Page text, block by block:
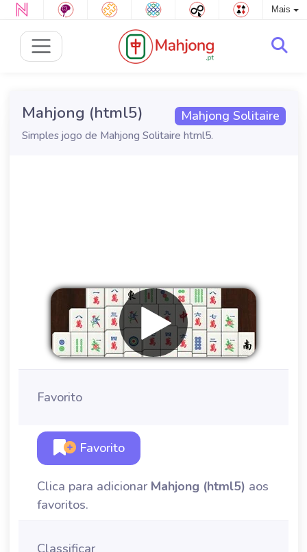
Mais
Mahjong Solitaire
Mahjong (html5)
Simples jogo de Mahjong Solitaire html5.
Favorito
Favorito
Clica para adicionar Mahjong (html5) aos
favoritos.